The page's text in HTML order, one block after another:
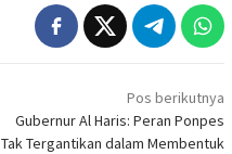
Pos berikutnya
Gubernur Al Haris: Peran Ponpes
Tak Tergantikan dalam Membentuk